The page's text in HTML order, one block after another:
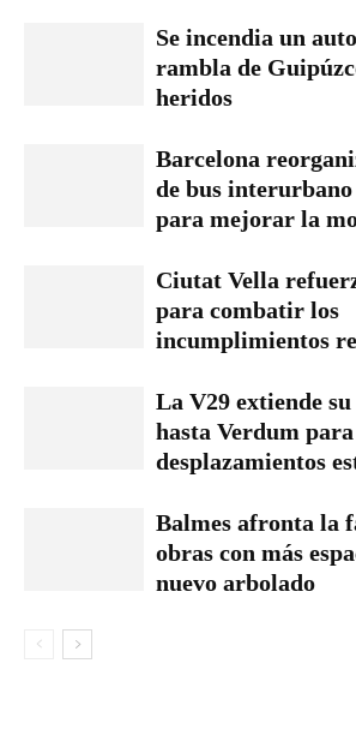
Se incendia un
rambla de
heridos
Barcelona
de bus
para mejorar la
Ciutat Vella
para combatir los
incumplimientos
La V29 extiende
hasta Verdum
desplazamientos
Balmes afronta la
obras con más
nuevo arbolado